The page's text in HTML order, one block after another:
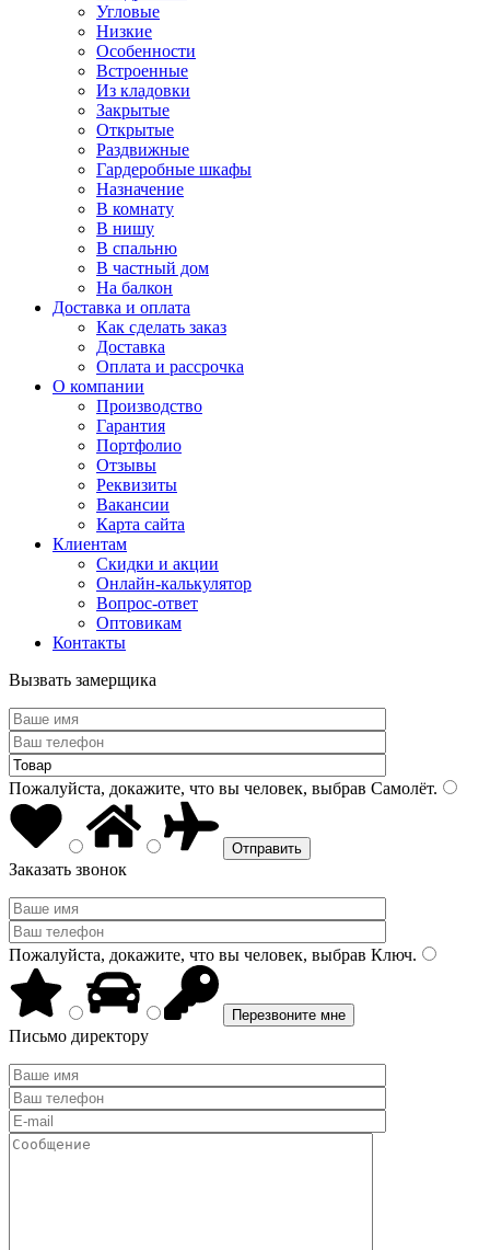
Угловые
Низкие
Особенности
Встроенные
Из кладовки
Закрытые
Открытые
Раздвижные
Гардеробные шкафы
Назначение
В комнату
В нишу
В спальню
В частный дом
На балкон
Доставка и оплата
Как сделать заказ
Доставка
Оплата и рассрочка
О компании
Производство
Гарантия
Портфолио
Отзывы
Реквизиты
Вакансии
Карта сайта
Клиентам
Скидки и акции
Онлайн-калькулятор
Вопрос-ответ
Оптовикам
Контакты
Вызвать замерщика
Пожалуйста, докажите, что вы человек, выбрав Самолёт.
Заказать звонок
Пожалуйста, докажите, что вы человек, выбрав Ключ.
Письмо директору